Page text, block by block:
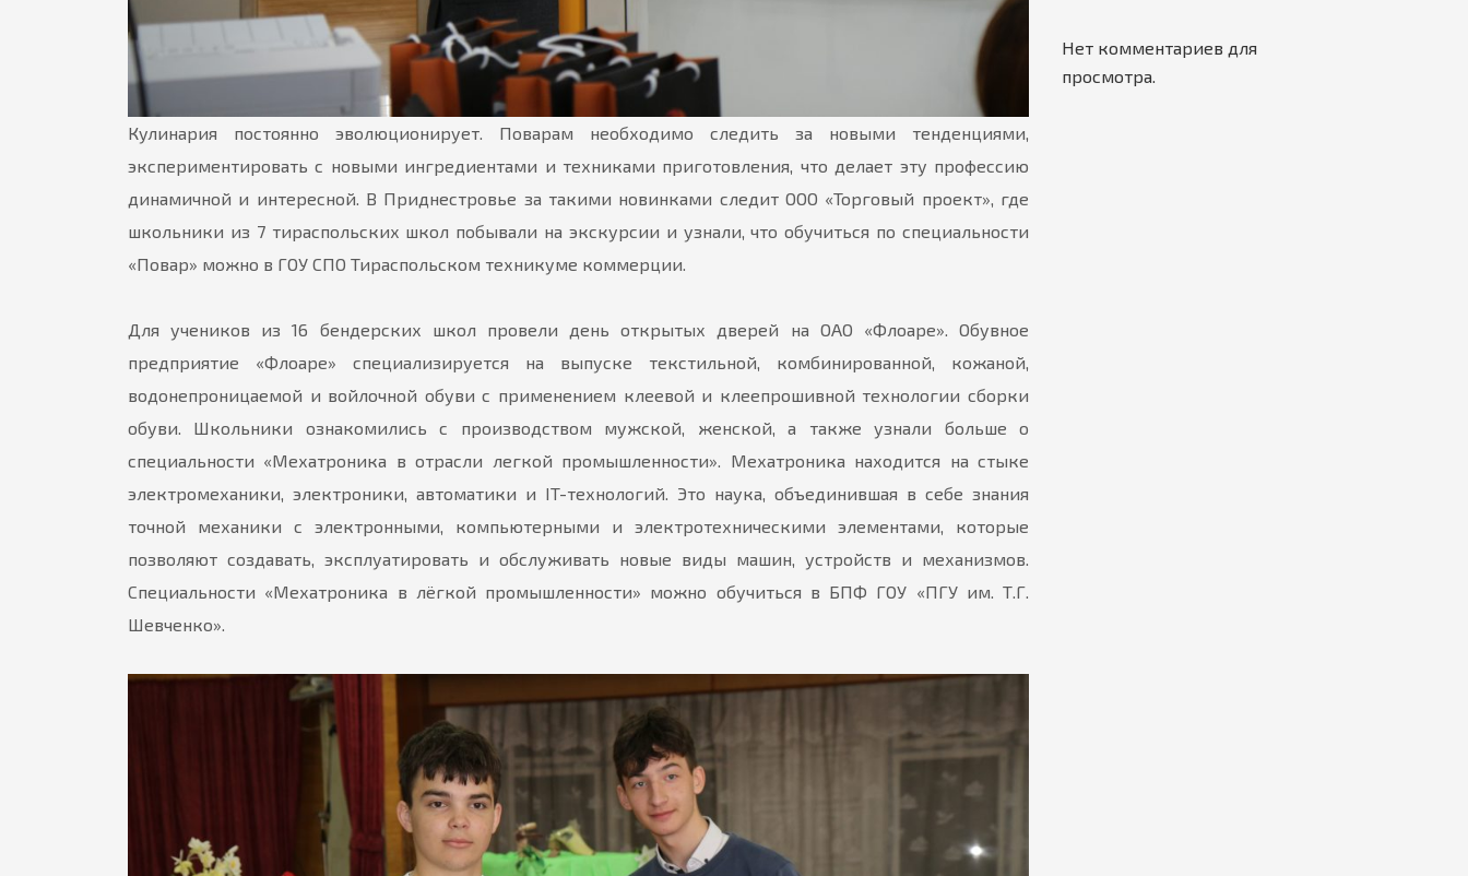
Кулинария постоянно эволюционирует. Поварам необходимо следить за новыми тенденциями,
экспериментировать с новыми ингредиентами и техниками приготовления, что делает эту профессию
динамичной и интересной. В Приднестровье за такими новинками следит ООО «Торговый проект», где
школьники из 7 тираспольских школ побывали на экскурсии и узнали, что обучиться по специальности
«Повар» можно в ГОУ СПО Тираспольском техникуме коммерции.
Для учеников из 16 бендерских школ провели день открытых дверей на ОАО «Флоаре». Обувное
предприятие «Флоаре» специализируется на выпуске текстильной, комбинированной, кожаной,
водонепроницаемой и войлочной обуви с применением клеевой и клеепрошивной технологии сборки
обуви. Школьники ознакомились с производством мужской, женской, а также узнали больше о
специальности «Мехатроника в отрасли легкой промышленности». Мехатроника находится на стыке
электромеханики, электроники, автоматики и IT-технологий. Это наука, объединившая в себе знания
точной механики с электронными, компьютерными и электротехническими элементами, которые
позволяют создавать, эксплуатировать и обслуживать новые виды машин, устройств и механизмов.
Специальности «Мехатроника в лёгкой промышленности» можно обучиться в БПФ ГОУ «ПГУ им. Т.Г.
Шевченко».
Нет комментариев для
просмотра.